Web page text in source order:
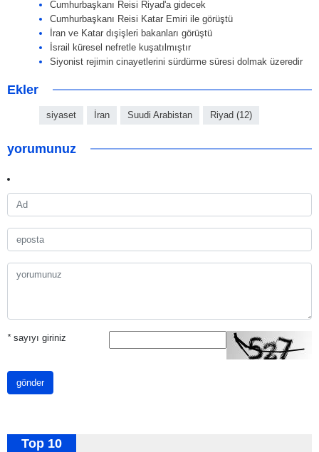
Cumhurbaşkanı Reisi Riyad'a gidecek
Cumhurbaşkanı Reisi Katar Emiri ile görüştü
İran ve Katar dışişleri bakanları görüştü
İsrail küresel nefretle kuşatılmıştır
Siyonist rejimin cinayetlerini sürdürme süresi dolmak üzeredir
Ekler
siyaset İran Suudi Arabistan Riyad (12)
yorumunuz
*sayıyı giriniz
gönder
Top 10